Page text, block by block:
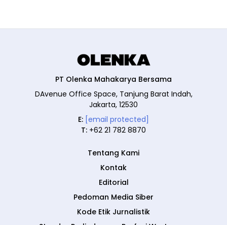
PT Olenka Mahakarya Bersama
DAvenue Office Space, Tanjung Barat Indah,
Jakarta, 12530
E: [email protected]
T: +62 21 782 8870
Tentang Kami
Kontak
Editorial
Pedoman Media Siber
Kode Etik Jurnalistik